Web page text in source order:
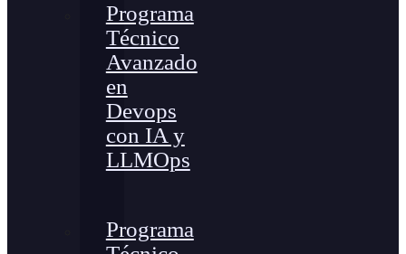
Programa
Técnico
Avanzado
en
Devops
con IA y
LLMOps
Programa